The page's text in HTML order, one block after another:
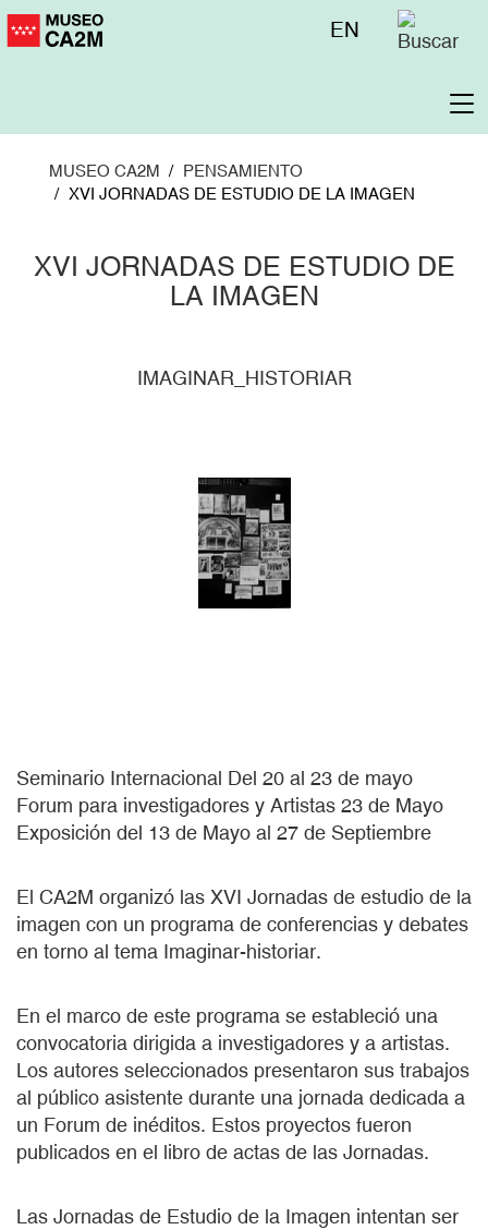
Pasar
Menú
EN
MUSEO CA2M
PENSAMIENTO
XVI JORNADAS DE ESTUDIO DE LA IMAGEN
XVI JORNADAS DE ESTUDIO DE
LA IMAGEN
IMAGINAR_HISTORIAR
Seminario Internacional Del 20 al 23 de mayo
Forum para investigadores y Artistas 23 de Mayo
Exposición del 13 de Mayo al 27 de Septiembre
El CA2M organizó las XVI Jornadas de estudio de la
imagen con un programa de conferencias y debates
en torno al tema Imaginar-historiar.
En el marco de este programa se estableció una
convocatoria dirigida a investigadores y a artistas.
Los autores seleccionados presentaron sus trabajos
al público asistente durante una jornada dedicada a
un Forum de inéditos. Estos proyectos fueron
publicados en el libro de actas de las Jornadas.
Las Jornadas de Estudio de la Imagen intentan ser